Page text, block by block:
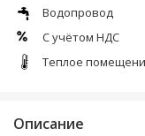
Водопровод
С учётом НДС
Теплое
Описание